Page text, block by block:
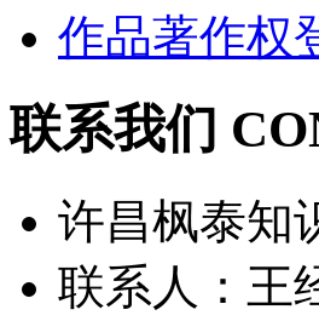
作品著作权
联系我们
许昌枫泰知
联系人：王